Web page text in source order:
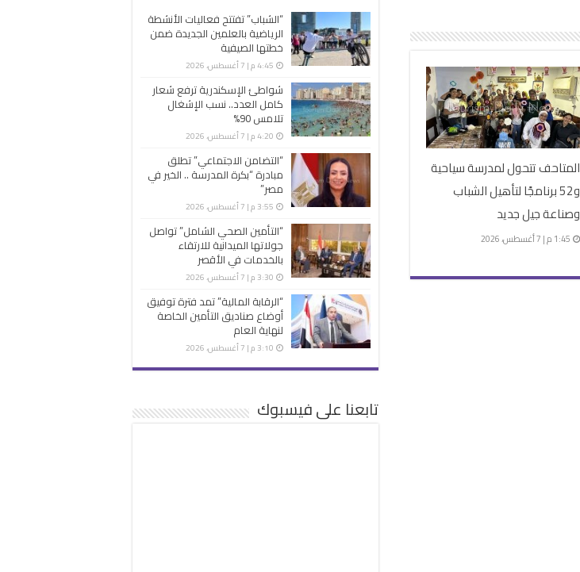
المتاحف تتحول لمدرسة سياحية
و52 برنامجًا لتأهيل الشباب
وصناعة جيل جديد
1:45 م | 7 أغسطس، 2026
“الشباب” تفتتح فعاليات الأنشطة
الرياضية بالعلمين الجديدة ضمن
خطتها الصيفية
4:45 م | 7 أغسطس، 2026
شواطئ الإسكندرية ترفع شعار
كامل العدد.. نسب الإشغال
تلامس 90%
4:20 م | 7 أغسطس، 2026
“التضامن الاجتماعي” تطلق
مبادرة “بكرة المدرسة .. الخير في
مصر”
3:55 م | 7 أغسطس، 2026
“التأمين الصحي الشامل” تواصل
جولاتها الميدانية للارتقاء
بالخدمات في الأقصر
3:30 م | 7 أغسطس، 2026
“الرقابة المالية” تمد فترة توفيق
أوضاع صناديق التأمين الخاصة
لنهاية العام
3:10 م | 7 أغسطس، 2026
تابعنا على فيسبوك